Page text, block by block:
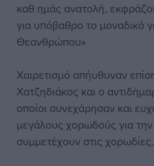
καθ ημάς ανατολή,
για υπόβαθρο το μοναδικό
Θεανθρώπου»
Χαιρετισμό απήυθυναν
Χατζηδιάκος και ο
οποίοι συνεχάρησαν και
μεγάλους χορωδούς για
συμμετέχουν στις χορωδίες.